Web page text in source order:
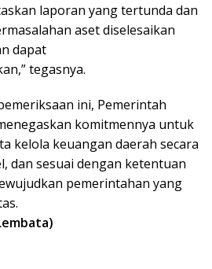
laporan yang tertunda dan
aset diselesaikan
dapat
tegasnya.
ini, Pemerintah
komitmennya untuk
kelola keuangan daerah secara
dan sesuai dengan ketentuan
pemerintahan yang